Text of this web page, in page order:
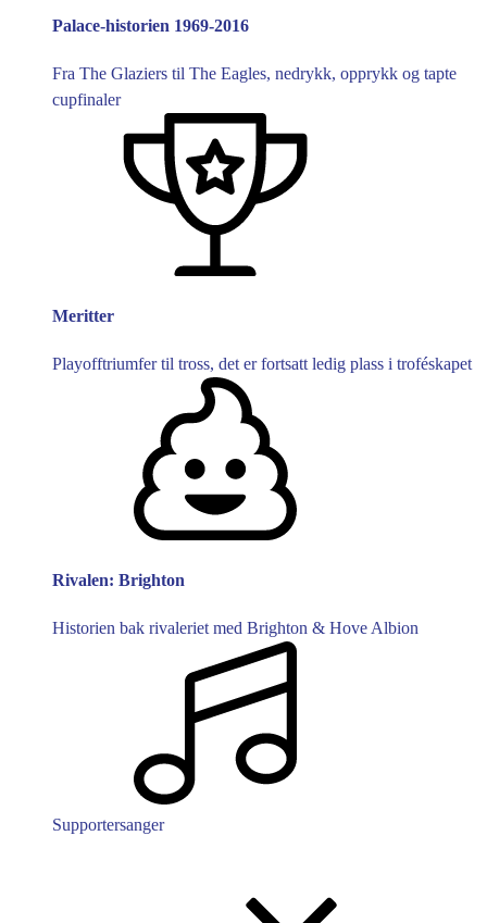
Palace-historien 1969-2016
Fra The Glaziers til The Eagles, nedrykk, opprykk og tapte
cupfinaler
Meritter
Playofftriumfer til tross, det er fortsatt ledig plass i troféskapet
Rivalen: Brighton
Historien bak rivaleriet med Brighton & Hove Albion
Supportersanger